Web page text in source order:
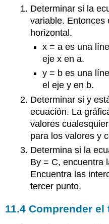
Determinar si la
variable. Entonces
horizontal.
x = a es una
eje x en a.
y = b es una
el eje y en b.
Determinar si y
ecuación. La
valores
para los valores y
Determina si la
By = C, encuentra
Encuentra las
tercer punto.
11.4 Comprender